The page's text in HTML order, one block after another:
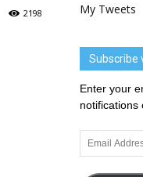
2198 My Tweets
Subscribe
Enter your
notifications
Email
Address